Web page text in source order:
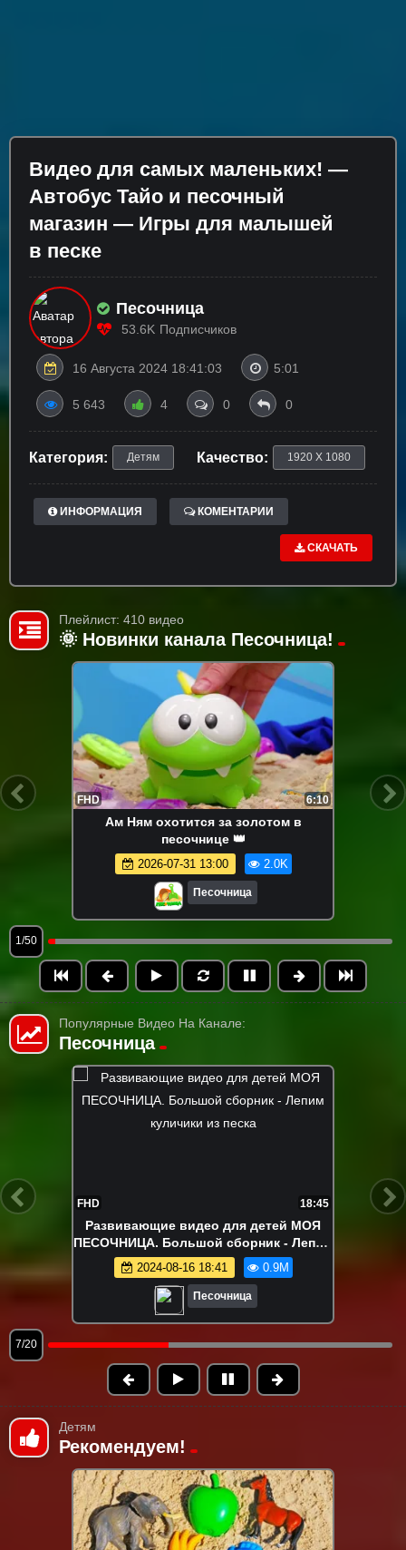
Видео для самых маленьких! —
Автобус Тайо и песочный
магазин — Игры для малышей
в песке
Песочница
53.6K Подписчиков
16 Августа 2024 18:41:03 5:01
5 643 4 0 0
Категория: Детям Качество: 1920 X 1080
ИНФОРМАЦИЯ КОМЕНТАРИИ
СКАЧАТЬ
Плейлист: 410 видео
🌞 Новинки канала Песочница!
FHD 6:10
Ам Ням охотится за золотом в
песочнице 👑
2026-07-31 13:00 2.0K
Песочница
1/50
Популярные Видео На Канале:
Песочница
FHD 22:15
Ам Ням в поиске вкусняшек!
Развивающие видео про игрушки
2024-08-12 18:04 840.0K
Песочница
9/20
Детям
Рекомендуем!